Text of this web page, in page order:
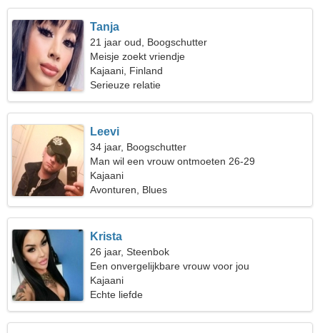
Tanja
21 jaar oud, Boogschutter
Meisje zoekt vriendje
Kajaani, Finland
Serieuze relatie
Leevi
34 jaar, Boogschutter
Man wil een vrouw ontmoeten 26-29
Kajaani
Avonturen, Blues
Krista
26 jaar, Steenbok
Een onvergelijkbare vrouw voor jou
Kajaani
Echte liefde